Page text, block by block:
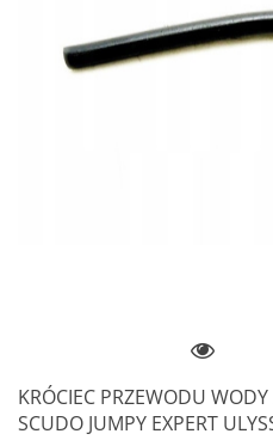
KRÓCIEC PRZEWODU
SCUDO JUMPY EXPERT